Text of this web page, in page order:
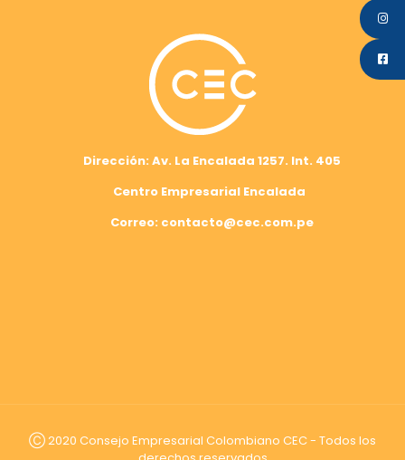
Dirección: Av. La Encalada 1257. Int. 405
Centro Empresarial Encalada
Correo: contacto@cec.com.pe
Ⓒ 2020 Consejo Empresarial Colombiano CEC - Todos los